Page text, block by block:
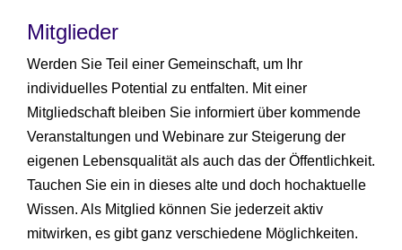
Mitglieder
Werden Sie Teil einer Gemeinschaft, um Ihr
individuelles Potential zu entfalten. Mit einer
Mitgliedschaft bleiben Sie informiert über kommende
Veranstaltungen und Webinare zur Steigerung der
eigenen Lebensqualität als auch das der Öffentlichkeit.
Tauchen Sie ein in dieses alte und doch hochaktuelle
Wissen. Als Mitglied können Sie jederzeit aktiv
mitwirken, es gibt ganz verschiedene Möglichkeiten.